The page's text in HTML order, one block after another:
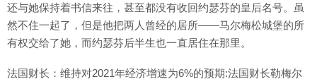
还与她保持着书信来往，甚至都没有收回约瑟芬的皇后名号。虽
然不住一起了，但是他把两人曾经的居所——马尔梅松城堡的所
有权交给了她，而约瑟芬后半生也一直居住在那里。
法国财长：维持对2021年经济增速为6%的预期:法国财长勒梅尔